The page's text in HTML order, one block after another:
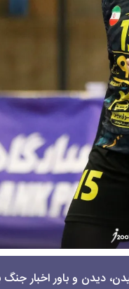
دیدن و باور اخبار